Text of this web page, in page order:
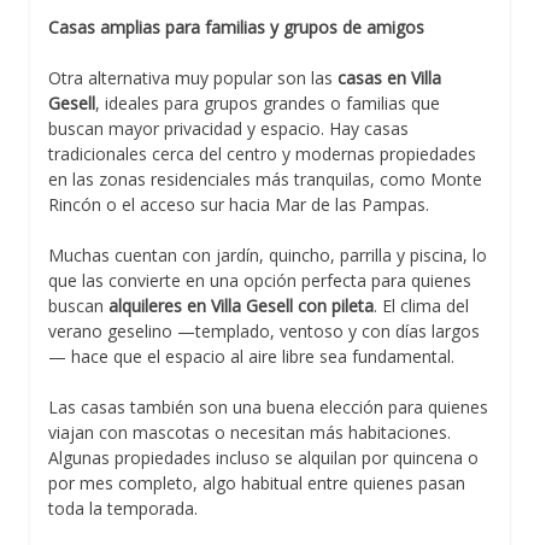
Casas amplias para familias y grupos de amigos
Otra alternativa muy popular son las casas en Villa
Gesell, ideales para grupos grandes o familias que
buscan mayor privacidad y espacio. Hay casas
tradicionales cerca del centro y modernas propiedades
en las zonas residenciales más tranquilas, como Monte
Rincón o el acceso sur hacia Mar de las Pampas.
Muchas cuentan con jardín, quincho, parrilla y piscina, lo
que las convierte en una opción perfecta para quienes
buscan alquileres en Villa Gesell con pileta. El clima del
verano geselino —templado, ventoso y con días largos
— hace que el espacio al aire libre sea fundamental.
Las casas también son una buena elección para quienes
viajan con mascotas o necesitan más habitaciones.
Algunas propiedades incluso se alquilan por quincena o
por mes completo, algo habitual entre quienes pasan
toda la temporada.